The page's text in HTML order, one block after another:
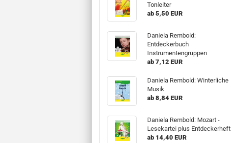
Tonleiter
ab 5,50 EUR
Daniela Rembold:
Entdeckerbuch
Instrumentengruppen
ab 7,12 EUR
Daniela Rembold: Winterliche
Musik
ab 8,84 EUR
Daniela Rembold: Mozart -
Lesekartei plus Entdeckerheft
ab 14,40 EUR